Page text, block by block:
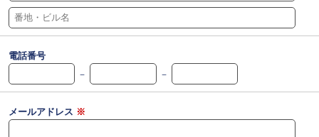
電話番号
－
－
メールアドレス ※